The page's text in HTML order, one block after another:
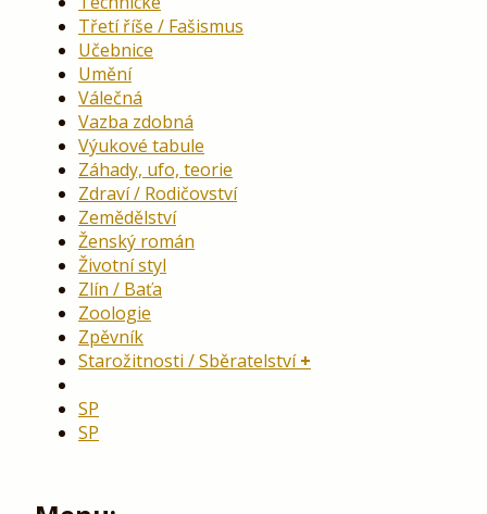
Třetí říše / Fašismus
Učebnice
Umění
Válečná
Vazba zdobná
Výukové tabule
Záhady, ufo, teorie
Zdraví / Rodičovství
Zemědělství
Ženský román
Životní styl
Zlín / Baťa
Zoologie
Zpěvník
Starožitnosti / Sběratelství
SP
SP